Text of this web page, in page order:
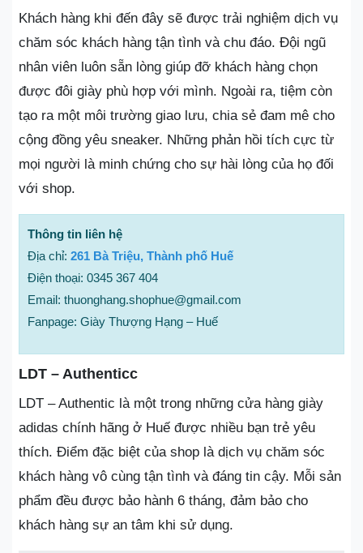
Khách hàng khi đến đây sẽ được trải nghiệm dịch vụ
chăm sóc khách hàng tận tình và chu đáo. Đội ngũ
nhân viên luôn sẵn lòng giúp đỡ khách hàng chọn
được đôi giày phù hợp với mình. Ngoài ra, tiệm còn
tạo ra một môi trường giao lưu, chia sẻ đam mê cho
cộng đồng yêu sneaker. Những phản hồi tích cực từ
mọi người là minh chứng cho sự hài lòng của họ đối
với shop.
Thông tin liên hệ
Địa chỉ: 261 Bà Triệu, Thành phố Huế
Điện thoại: 0345 367 404
Email: thuonghang.shophue@gmail.com
Fanpage: Giày Thượng Hạng – Huế
LDT – Authenticc
LDT – Authentic là một trong những cửa hàng giày
adidas chính hãng ở Huế được nhiều bạn trẻ yêu
thích. Điểm đặc biệt của shop là dịch vụ chăm sóc
khách hàng vô cùng tận tình và đáng tin cậy. Mỗi sản
phẩm đều được bảo hành 6 tháng, đảm bảo cho
khách hàng sự an tâm khi sử dụng.